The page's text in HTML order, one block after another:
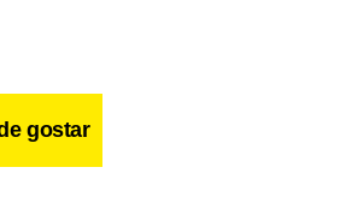
gostar